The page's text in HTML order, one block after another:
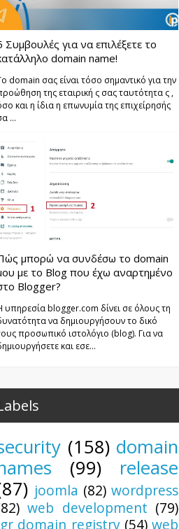
Συμβουλές για να επιλέξετε το
domain name!
domain σας είναι τόσο σημαντικό για την
της εταιρική ς σας ταυτότητα ς ,
και η ίδια η επωνυμία της επιχείρησής
...
μπορώ να συνδέσω το domain
με το Blog που έχω αναρτημένο
Blogger?
υπηρεσία blogger.com δίνει σε όλους τη
να δημιουργήσουν το δικό
προσωπικό ιστολόγιο (blog). Για να
και εσε...
(158) domain
(99)
release
joomla (82) wordpress
web development (79)
domain registry (54) web